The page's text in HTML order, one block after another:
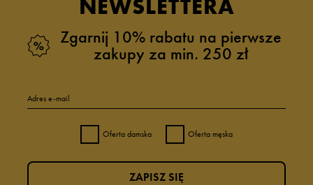
NEWSLETTERA
Zgarnij 10% rabatu na pierwsze
zakupy za min. 250 zł
Adres e-mail
Oferta damska Oferta męska
ZAPISZ SIĘ